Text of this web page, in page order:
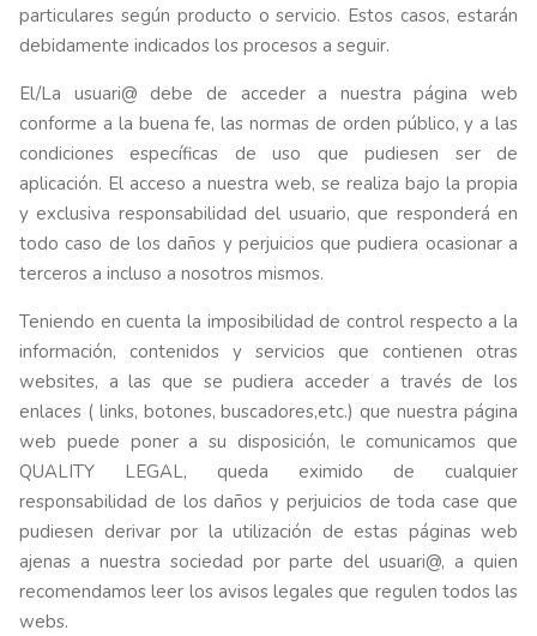
particulares según producto o servicio. Estos casos, estarán
debidamente indicados los procesos a seguir.
El/La usuari@ debe de acceder a nuestra página web
conforme a la buena fe, las normas de orden público, y a las
condiciones específicas de uso que pudiesen ser de
aplicación. El acceso a nuestra web, se realiza bajo la propia
y exclusiva responsabilidad del usuario, que responderá en
todo caso de los daños y perjuicios que pudiera ocasionar a
terceros a incluso a nosotros mismos.
Teniendo en cuenta la imposibilidad de control respecto a la
información, contenidos y servicios que contienen otras
websites, a las que se pudiera acceder a través de los
enlaces ( links, botones, buscadores,etc.) que nuestra página
web puede poner a su disposición, le comunicamos que
QUALITY LEGAL, queda eximido de cualquier
responsabilidad de los daños y perjuicios de toda case que
pudiesen derivar por la utilización de estas páginas web
ajenas a nuestra sociedad por parte del usuari@, a quien
recomendamos leer los avisos legales que regulen todos las
webs.